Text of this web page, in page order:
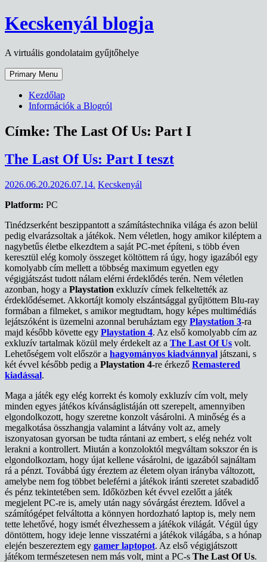
Skip
to
Kecskenyál blogja
A virtuális gondolataim gyűjtőhelye
Primary Menu
Kezdőlap
Információk a Blogról
Címke: The Last Of Us: Part I
The Last Of Us: Part I teszt
2026.06.20.2026.07.14. Kecskenyál
Platform: PC
Tinédzserként beszippantott a számítástechnika világa és azon belül
pedig elvarázsoltak a játékok. Nem véletlen, hogy amikor kiléptem a
nagybetűs életbe elkezdtem a saját PC-met építeni, s több éven
keresztül elég komoly összeget költöttem rá úgy, hogy igazából egy
komolyabb cím mellett a többség maximum egyetlen egy
végigjátszást tudott nálam elérni érdeklődés terén. Nem véletlen
azonban, hogy a Playstation exkluzív címek felkeltették az
érdeklődésemet. Akkortájt komoly elszántsággal gyűjtöttem Blu-ray
formában a filmeket, s amikor megtudtam, hogy képes multimédiás
lejátszóként is üzemelni azonnal beruháztam egy Playstation 3-ra
majd később követte egy Playstation 4. Az első komolyabb cím az
exkluzív tartalmak közül mely érdekelt az a The Last Of Us volt.
Lehetőségem volt először a hagyományos kiadvánnyal játszani, s
két évvel később pedig a Playstation 4-re érkező Remastered
kiadással.
Maga a játék egy elég korrekt és komoly exkluzív cím volt, mely
minden egyes játékos kívánságlistáján ott szerepelt, amennyiben
elgondolkozott, hogy szeretne konzolt vásárolni. A minőség és a
megalkotása összhangja valamint a látvány volt az, amely
iszonyatosan gyorsan be tudta rántani az embert, s elég nehéz volt
lerakni a kontrollert. Miután a konzoloktól megváltam sokszor én is
elgondolkoztam, hogy újat kellene vásárolni, de igazából sajnáltam
rá a pénzt. Továbbá úgy éreztem az életem olyan irányba változott,
amelybe nem fog többet beleférni a játékok iránti szeretet szabadidő
és pénz tekintetében sem. Időközben két évvel ezelőtt a játék
megjelent PC-re is, amely után nagy sóvárgást éreztem. Idővel a
számítógépet felváltotta a könnyen hordozható laptop is, mely nem
tette lehetővé, hogy ismét élvezhessem a játékok világát. Végül úgy
döntöttem, hogy ideje lenne visszatérni a játékok világába, s a hónap
elején beszereztem egy gamer laptopot. Az első végigjátszott
játékom természetesen nem más volt, mint a PC-s The Last Of Us.